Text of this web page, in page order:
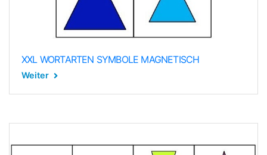
XXL WORTARTEN SYMBOLE MAGNETISCH
Weiter